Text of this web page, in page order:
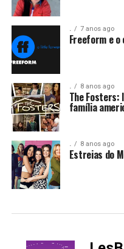
. 7 anos ago
Freeform e o
. 8 anos ago
The Fosters:
família
. 8 anos ago
Estreias do
-